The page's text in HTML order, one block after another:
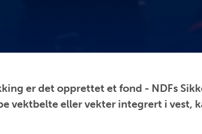
er det opprettet et fond - NDFs
vektbelte eller vekter integrert i vest,